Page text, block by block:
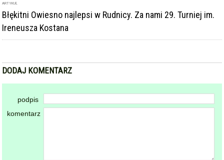
ARTYKUŁ
Błękitni Owiesno najlepsi w Rudnicy. Za nami 29. Turniej im.
Ireneusza Kostana
DODAJ KOMENTARZ
podpis
komentarz